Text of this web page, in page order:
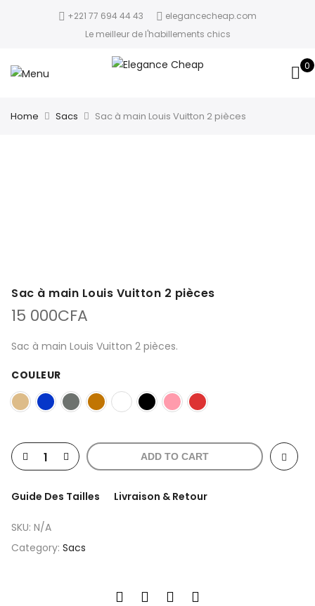
+221 77 694 44 43
elegancecheap.com
Le meilleur de l'habillements chics
0
Home Sacs Sac à main Louis Vuitton 2 pièces
Sac à main Louis Vuitton 2 pièces
15 000CFA
Sac à main Louis Vuitton 2 pièces.
COULEUR
ADD TO CART
Guide Des Tailles Livraison & Retour
SKU: N/A
Category: Sacs